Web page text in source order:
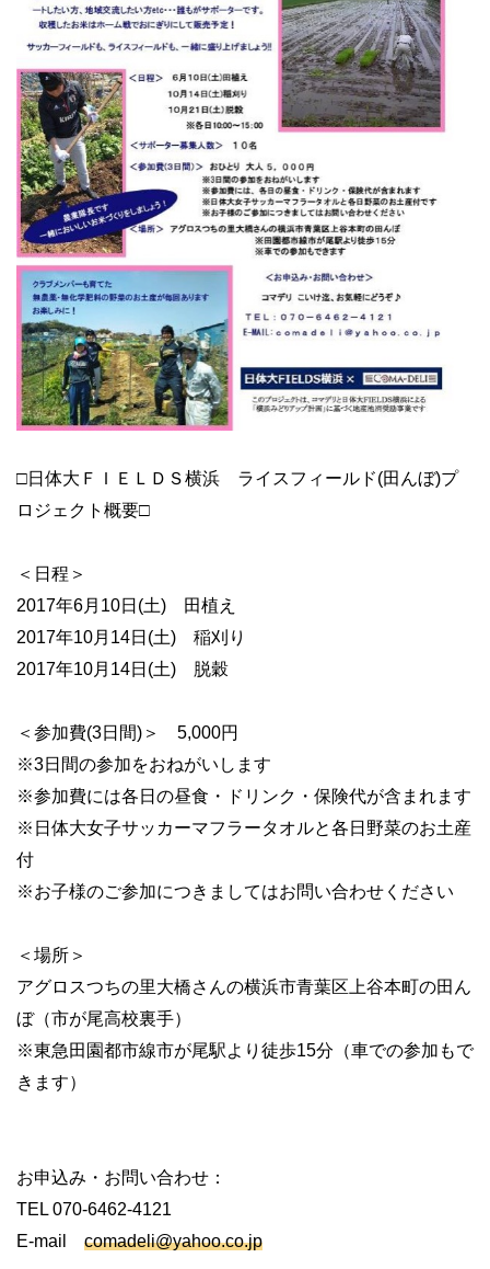
□日体大ＦＩＥＬＤＳ横浜 ライスフィールド(田んぼ)プ
ロジェクト概要□
＜日程＞
2017年6月10日(土) 田植え
2017年10月14日(土) 稲刈り
2017年10月14日(土) 脱穀
＜参加費(3日間)＞ 5,000円
※3日間の参加をおねがいします
※参加費には各日の昼食・ドリンク・保険代が含まれます
※日体大女子サッカーマフラータオルと各日野菜のお土産
付
※お子様のご参加につきましてはお問い合わせください
＜場所＞
アグロスつちの里大橋さんの横浜市青葉区上谷本町の田ん
ぼ（市が尾高校裏手）
※東急田園都市線市が尾駅より徒歩15分（車での参加もで
きます）
お申込み・お問い合わせ：
TEL 070-6462-4121
E-mail comadeli@yahoo.co.jp